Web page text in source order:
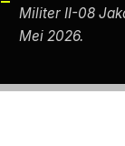
Militer II-08
Mei 2026.